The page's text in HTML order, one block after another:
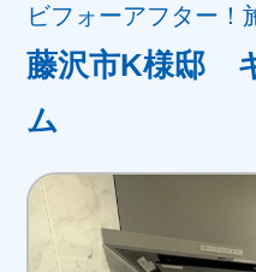
ビフォーアフター！
藤沢市K様邸
ム